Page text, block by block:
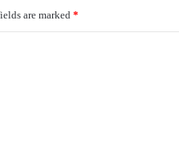
are marked *